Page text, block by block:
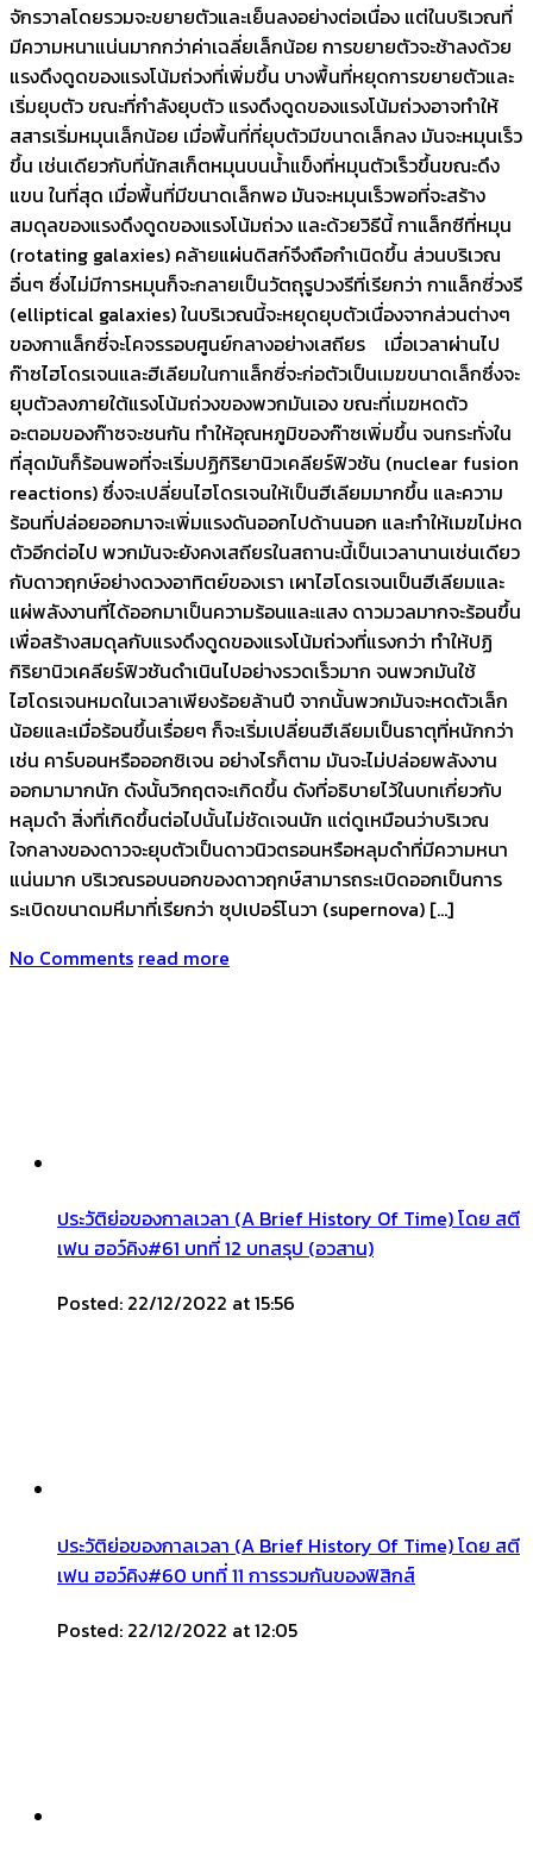
จักรวาลโดยรวมจะขยายตัวและเย็นลงอย่างต่อเนื่อง แต่ในบริเวณที่
มีความหนาแน่นมากกว่าค่าเฉลี่ยเล็กน้อย การขยายตัวจะช้าลงด้วย
แรงดึงดูดของแรงโน้มถ่วงที่เพิ่มขึ้น บางพื้นที่หยุดการขยายตัวและ
เริ่มยุบตัว ขณะที่กำลังยุบตัว แรงดึงดูดของแรงโน้มถ่วงอาจทำให้
สสารเริ่มหมุนเล็กน้อย เมื่อพื้นที่ที่ยุบตัวมีขนาดเล็กลง มันจะหมุนเร็ว
ขึ้น เช่นเดียวกับที่นักสเก็ตหมุนบนน้ำแข็งที่หมุนตัวเร็วขึ้นขณะดึง
แขน ในที่สุด เมื่อพื้นที่มีขนาดเล็กพอ มันจะหมุนเร็วพอที่จะสร้าง
สมดุลของแรงดึงดูดของแรงโน้มถ่วง และด้วยวิธีนี้ กาแล็กซีที่หมุน
(rotating galaxies) คล้ายแผ่นดิสก์จึงถือกำเนิดขึ้น ส่วนบริเวณ
อื่นๆ ซึ่งไม่มีการหมุนก็จะกลายเป็นวัตถุรูปวงรีที่เรียกว่า กาแล็กซี่วงรี
(elliptical galaxies) ในบริเวณนี้จะหยุดยุบตัวเนื่องจากส่วนต่างๆ
ของกาแล็กซี่จะโคจรรอบศูนย์กลางอย่างเสถียร เมื่อเวลาผ่านไป
ก๊าซไฮโดรเจนและฮีเลียมในกาแล็กซี่จะก่อตัวเป็นเมฆขนาดเล็กซึ่งจะ
ยุบตัวลงภายใต้แรงโน้มถ่วงของพวกมันเอง ขณะที่เมฆหดตัว
อะตอมของก๊าซจะชนกัน ทำให้อุณหภูมิของก๊าซเพิ่มขึ้น จนกระทั่งใน
ที่สุดมันก็ร้อนพอที่จะเริ่มปฏิกิริยานิวเคลียร์ฟิวชัน (nuclear fusion
reactions) ซึ่งจะเปลี่ยนไฮโดรเจนให้เป็นฮีเลียมมากขึ้น และความ
ร้อนที่ปล่อยออกมาจะเพิ่มแรงดันออกไปด้านนอก และทำให้เมฆไม่หด
ตัวอีกต่อไป พวกมันจะยังคงเสถียรในสถานะนี้เป็นเวลานานเช่นเดียว
กับดาวฤกษ์อย่างดวงอาทิตย์ของเรา เผาไฮโดรเจนเป็นฮีเลียมและ
แผ่พลังงานที่ได้ออกมาเป็นความร้อนและแสง ดาวมวลมากจะร้อนขึ้น
เพื่อสร้างสมดุลกับแรงดึงดูดของแรงโน้มถ่วงที่แรงกว่า ทำให้ปฏิ
กิริยานิวเคลียร์ฟิวชันดำเนินไปอย่างรวดเร็วมาก จนพวกมันใช้
ไฮโดรเจนหมดในเวลาเพียงร้อยล้านปี จากนั้นพวกมันจะหดตัวเล็ก
น้อยและเมื่อร้อนขึ้นเรื่อยๆ ก็จะเริ่มเปลี่ยนฮีเลียมเป็นธาตุที่หนักกว่า
เช่น คาร์บอนหรือออกซิเจน อย่างไรก็ตาม มันจะไม่ปล่อยพลังงาน
ออกมามากนัก ดังนั้นวิกฤตจะเกิดขึ้น ดังที่อธิบายไว้ในบทเกี่ยวกับ
หลุมดำ สิ่งที่เกิดขึ้นต่อไปนั้นไม่ชัดเจนนัก แต่ดูเหมือนว่าบริเวณ
ใจกลางของดาวจะยุบตัวเป็นดาวนิวตรอนหรือหลุมดำที่มีความหนา
แน่นมาก บริเวณรอบนอกของดาวฤกษ์สามารถระเบิดออกเป็นการ
ระเบิดขนาดมหึมาที่เรียกว่า ซุปเปอร์โนวา (supernova) […]
No Comments read more
ประวัติย่อของกาลเวลา (A Brief History Of Time) โดย สตี
เฟน ฮอว์คิง#61 บทที่ 12 บทสรุป (อวสาน)
Posted: 22/12/2022 at 15:56
ประวัติย่อของกาลเวลา (A Brief History Of Time) โดย สตี
เฟน ฮอว์คิง#60 บทที่ 11 การรวมกันของฟิสิกส์
Posted: 22/12/2022 at 12:05